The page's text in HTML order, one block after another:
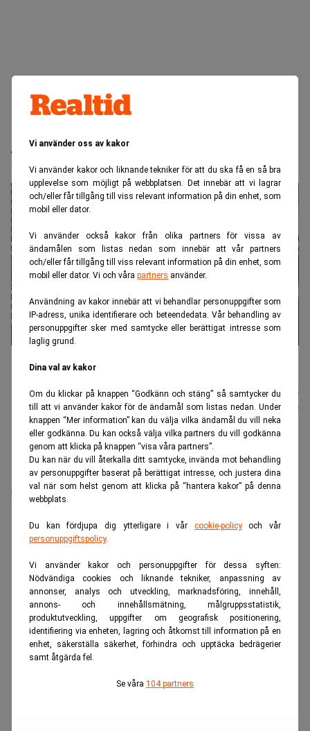
Vi använder oss av kakor
Vi använder kakor och liknande tekniker för att du ska få en så bra
upplevelse som möjligt på webbplatsen. Det innebär att vi lagrar
och/eller får tillgång till viss relevant information på din enhet, som
mobil eller dator.
Vi använder också kakor från olika partners för vissa av
ändamålen som listas nedan som innebär att vår partners
och/eller får tillgång till viss relevant information på din enhet, som
mobil eller dator. Vi och våra partners använder.
Användning av kakor innebär att vi behandlar personuppgifter som
IP-adress, unika identifierare och beteendedata. Vår behandling av
personuppgifter sker med samtycke eller berättigat intresse som
laglig grund.
Dina val av kakor
Om du klickar på knappen “Godkänn och stäng” så samtycker du
till att vi använder kakor för de ändamål som listas nedan. Under
knappen “Mer information” kan du välja vilka ändamål du vill neka
eller godkänna. Du kan också välja vilka partners du vill godkänna
genom att klicka på knappen “visa våra partners”.
Du kan när du vill återkalla ditt samtycke, invända mot behandling
av personuppgifter baserat på berättigat intresse, och justera dina
val när som helst genom att klicka på “hantera kakor” på denna
webbplats.
Du kan fördjupa dig ytterligare i vår cookie-policyoch vår
personuppgiftspolicy.
Vi använder kakor och personuppgifter för dessa syften:
Nödvändiga cookies och liknande tekniker, anpassning av
annonser, analys och utveckling, marknadsföring, innehåll,
annons- och innehållsmätning, målgruppsstatistik,
produktutveckling, uppgifter om geografisk positionering,
identifiering via enheten, lagring och åtkomst till information på en
enhet, säkerställa säkerhet, förhindra och upptäcka bedrägerier
samt åtgärda fel.
Se våra 104 partners
Jättenotering på Nasdaq – största
utländska någonsin
stort investerarintresse. (Foto: Ahn Young-joon/AP/TT).
Johannes
Stenlund
Publicerad:10 juli 2026
Uppdaterad:10 juli 2026
Intresset för den sydkoreanska minnesjätten SK
Hynix är stort bland investerare i USA. Det visar den
stundande börsnoteringen.